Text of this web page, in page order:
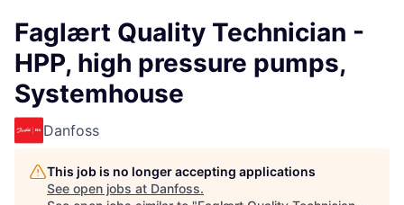
Faglært Quality Technician -
HPP, high pressure pumps,
Systemhouse
Danfoss
This job is no longer accepting applications
See open jobs at Danfoss.